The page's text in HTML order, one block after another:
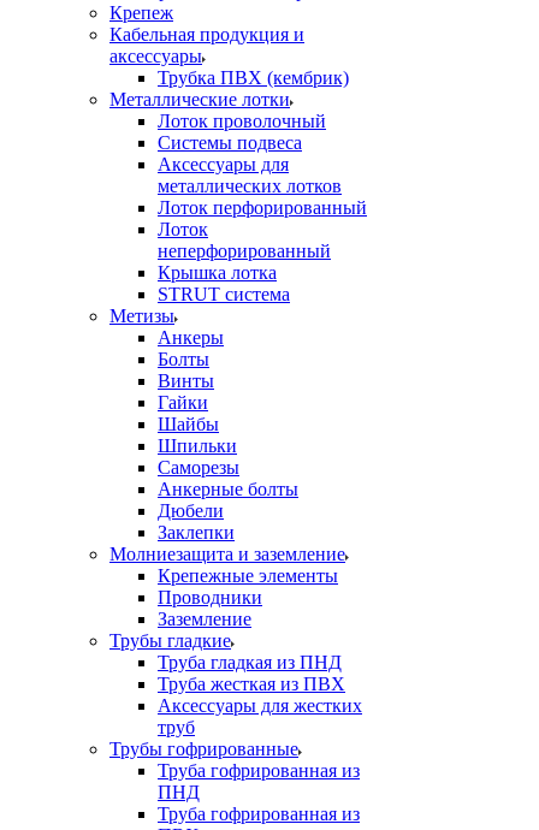
Крепеж
Кабельная продукция и
аксессуары
Трубка ПВХ (кембрик)
Металлические лотки
Лоток проволочный
Системы подвеса
Аксессуары для
металлических лотков
Лоток перфорированный
Лоток
неперфорированный
Крышка лотка
STRUT система
Метизы
Анкеры
Болты
Винты
Гайки
Шайбы
Шпильки
Саморезы
Анкерные болты
Дюбели
Заклепки
Молниезащита и заземление
Крепежные элементы
Проводники
Заземление
Трубы гладкие
Труба гладкая из ПНД
Труба жесткая из ПВХ
Аксессуары для жестких
труб
Трубы гофрированные
Труба гофрированная из
ПНД
Труба гофрированная из